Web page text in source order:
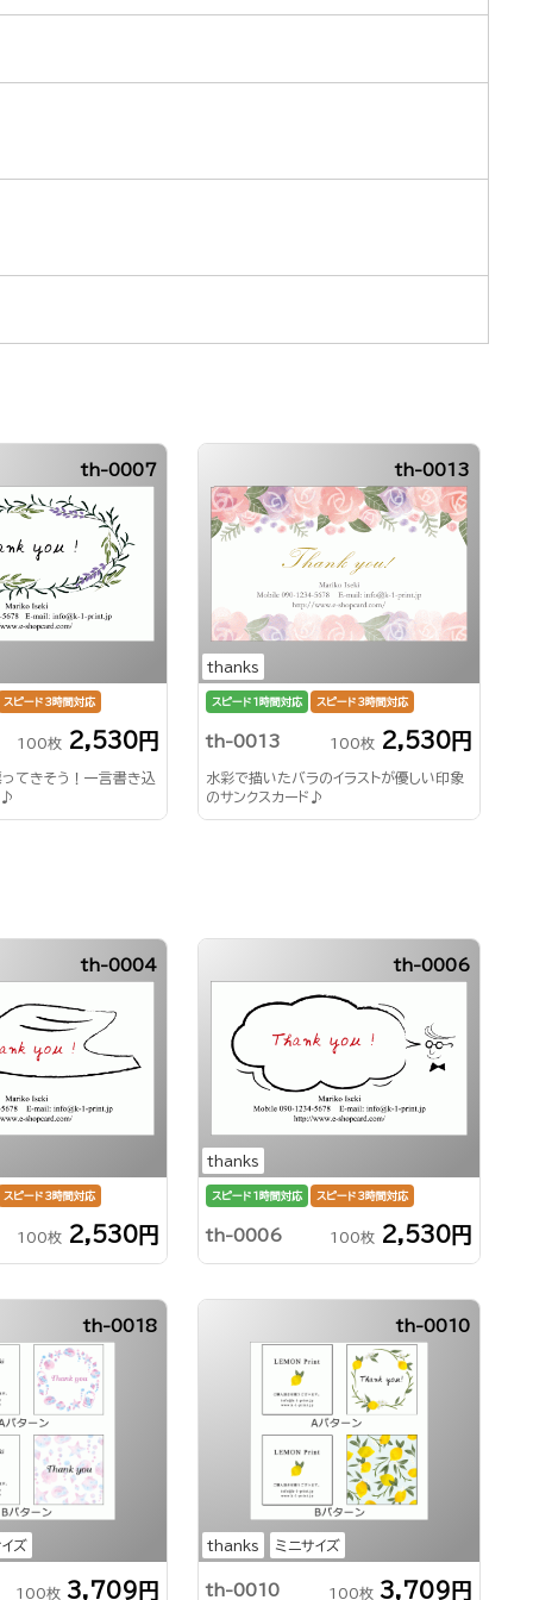
th-0007
スピード3時間対応
100枚 2,530円
てきそう！一言書き込
♪
thanks
th-0013
スピード1時間対応 スピード3時間対応
th-0013 100枚 2,530円
水彩で描いたバラのイラストが優しい印象
のサンクスカード♪
th-0004
スピード3時間対応
100枚 2,530円
thanks
th-0006
スピード1時間対応 スピード3時間対応
th-0006 100枚 2,530円
ズ
th-0018
100枚 3,709円
thanks ミニサイズ
th-0010
th-0010 100枚 3,709円